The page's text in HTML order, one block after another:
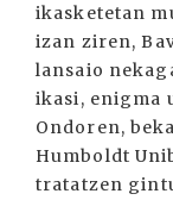
ikasketetan
izan ziren,
lansaio
ikasi, enigma
Ondoren,
Humboldt
tratatzen